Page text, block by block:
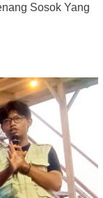
Sosok Yang